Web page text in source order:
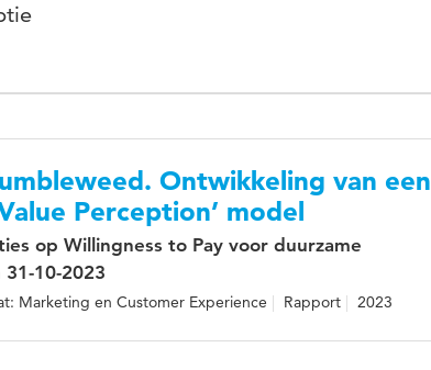
Ontwikkeling van een
Perception’ model
op Willingness to Pay voor duurzame
10-2023
Marketing en Customer Experience Rapport 2023